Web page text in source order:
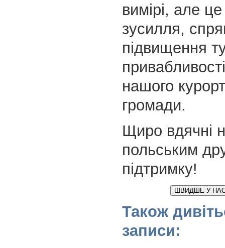
вимірі, але це
зусилля,
підвищення
нашого
громади.
Щиро вдячні
польським
підтримку!
ШВИДШЕ У НАС
Також
записи: